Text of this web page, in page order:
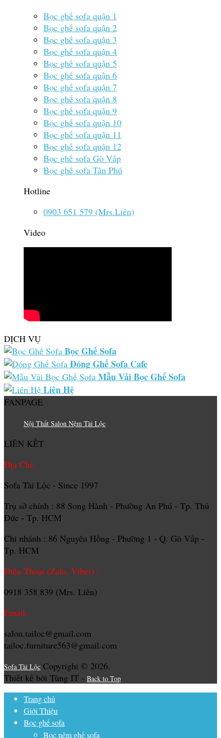
Bọc ghế sofa quận 1
Bọc ghế sofa quận 2
Bọc ghế sofa quận 3
Bọc ghế sofa quận 4
Bọc ghế sofa quận 5
Bọc ghế sofa quận 6
Bọc ghế sofa quận 7
Bọc ghế sofa quận 8
Bọc ghế sofa quận 9
Bọc ghế sofa quận 10
Bọc ghế sofa quận 11
Bọc ghế sofa quận 12
Bọc ghế sofa Gò Vấp
Bọc ghế sofa Tân Phú
Hotline
0903 651 579 (Mrs.Liên)
Video
DỊCH VỤ
Bọc Ghế Sofa
Đóng Ghế Sofa Cafe
Mẫu Vải Bọc Ghế Sofa
Liên Hệ
FANPAGE
Nội Thất Salon Nệm Tài Lộc
LIÊN KẾT
Địa Chỉ:
Sofa Tài Lộc - Since 1997
Trụ sở chính : 88 Song Hành - Phường An Phú - Tp. Thủ
Đức - Tp. HCM
Chi nhánh : 86 Nguyên Hồng - Phường 1 - Q. Gò Vấp -
Tp. HCM
Điện Thoại (Zalo, Viber) :
0918 358 839 (Mrs. Liên)
Email:
salon.tailoc@gmail.com
tailoc.furniture563@gmail.com
Sofa Tài Lộc Copyright © 2026.
Thiết kế bởi Tùng IT - Back to Top
Trang chủ
Giới Thiệu
Bọc ghế sofa
Bọc nệm ghế sofa